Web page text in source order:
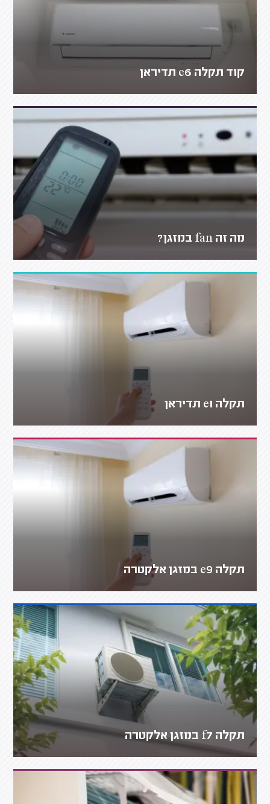
קוד תקלה e6 תדיראן
מה זה fan במזגן?
תקלה e1 תדיראן
תקלה e9 במזגן אלקטרה
תקלה f7 במזגן אלקטרה